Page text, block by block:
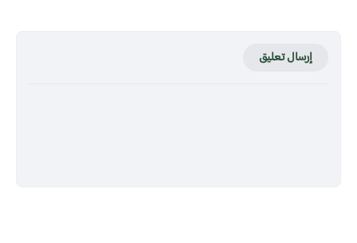
إرسال تعليق